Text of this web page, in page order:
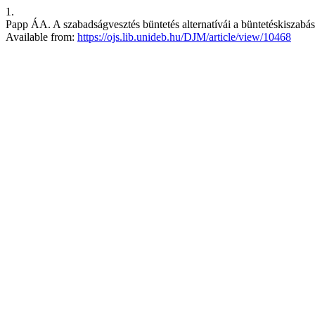
1.
Papp ÁA. A szabadságvesztés büntetés alternatívái a
Available from: https://ojs.lib.unideb.hu/DJM/article/view/10468